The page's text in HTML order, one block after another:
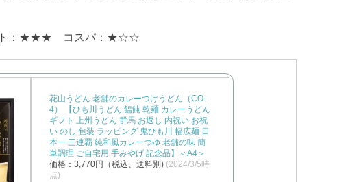
：★★★ コスパ：★☆☆
花山うどん 老舗のカレーつけうどん（CO-
4） 【ひも川うどん 饂飩 乾麺 カレーうどん
ギフト 上州うどん 群馬 お返し 内祝い お祝
い のし 包装 ラッピング 鬼ひも川 幅広麺 日
本一 三連覇 純和風カレーつゆ 老舗の味 簡
単調理 ご自宅用 手みやげ 記念品】＜A4＞
価格：3,770円（税込、送料別) (2024/3/5時
点)